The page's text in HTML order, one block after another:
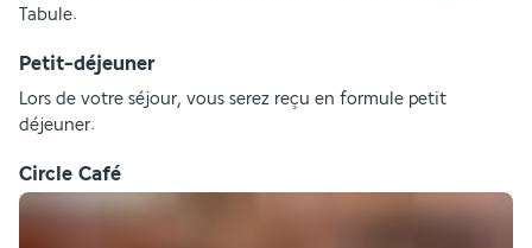
Tabule.
Petit-déjeuner
Lors de votre séjour, vous serez reçu en formule petit
déjeuner.
Circle Café